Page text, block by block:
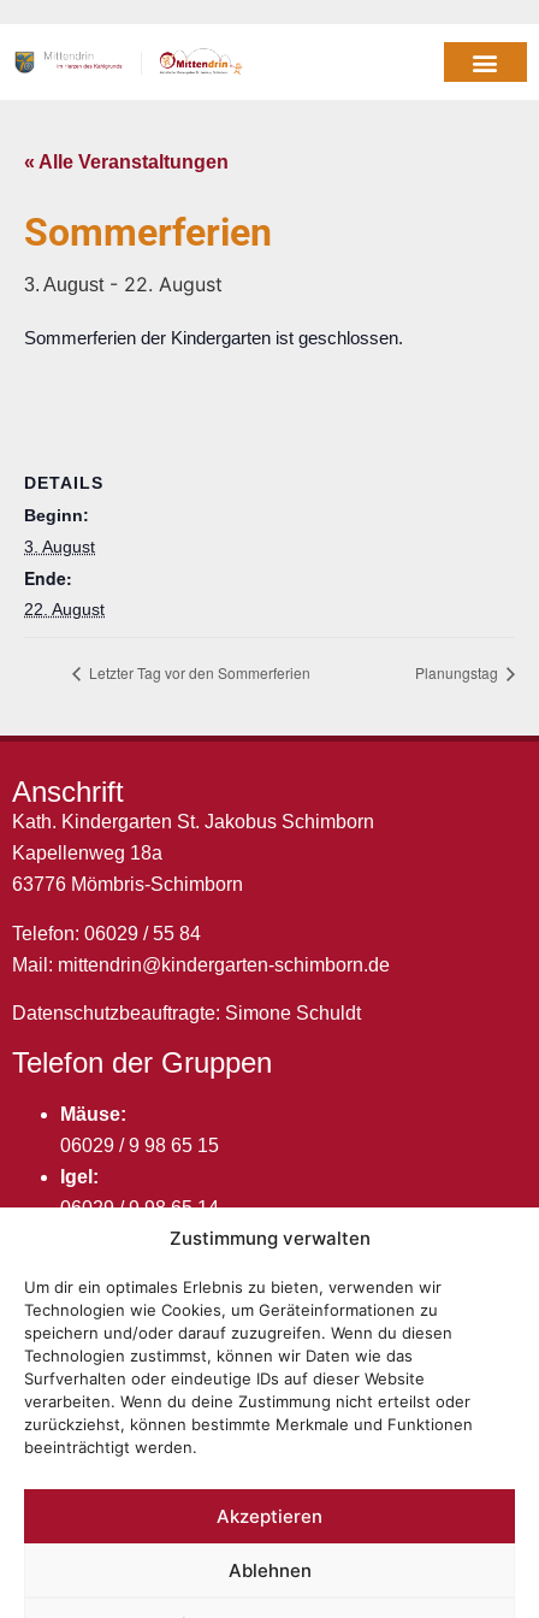
Zustimmung verwalten
Um dir ein optimales Erlebnis zu bieten, verwenden wir
Technologien wie Cookies, um Geräteinformationen zu
speichern und/oder darauf zuzugreifen. Wenn du diesen
Technologien zustimmst, können wir Daten wie das
Surfverhalten oder eindeutige IDs auf dieser Website
verarbeiten. Wenn du deine Zustimmung nicht erteilst oder
zurückziehst, können bestimmte Merkmale und Funktionen
beeinträchtigt werden.
Akzeptieren
Ablehnen
« Alle Veranstaltungen
Sommerferien
3. August- 22. August
Sommerferien der Kindergarten ist geschlossen.
DETAILS
Beginn:
3. August
Ende:
22. August
Letzter Tag vor den Sommerferien Planungstag
Anschrift
Kath. Kindergarten St. Jakobus Schimborn
Kapellenweg 18a
63776 Mömbris-Schimborn
Telefon: 06029 / 55 84
Mail: mittendrin@kindergarten-schimborn.de
Datenschutzbeauftragte: Simone Schuldt
Telefon der Gruppen
Mäuse:
06029 / 9 98 65 15
Igel:
06029 / 9 98 65 14
Öffnungszeiten
Montag bis Freitag:
7:00 – 16:00 Uhr